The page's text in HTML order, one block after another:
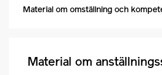
Material om omställning och
Material om